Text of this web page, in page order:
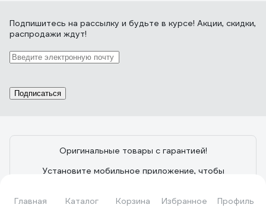
Главная Каталог Корзина Избранное Профиль
Подпишитесь на рассылку и будьте в курсе! Акции, скидки,
распродажи ждут!
Подписаться
Оригинальные товары с гарантией!
Установите мобильное приложение, чтобы